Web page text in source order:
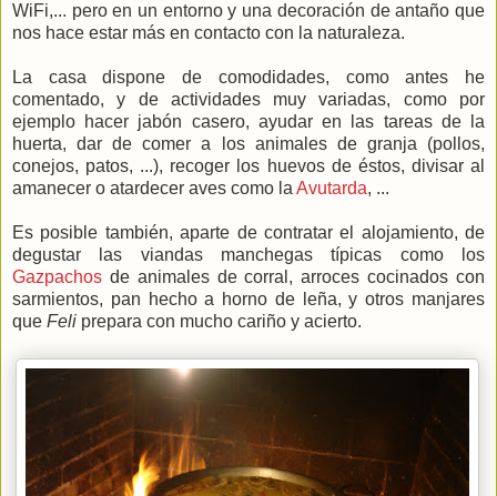
WiFi,... pero en un entorno y una decoración de antaño que
nos hace estar más en contacto con la naturaleza.
La casa dispone de comodidades, como antes he
comentado, y de actividades muy variadas, como por
ejemplo hacer jabón casero, ayudar en las tareas de la
huerta, dar de comer a los animales de granja (pollos,
conejos, patos, ...), recoger los huevos de éstos, divisar al
amanecer o atardecer aves como la Avutarda, ...
Es posible también, aparte de contratar el alojamiento, de
degustar las viandas manchegas típicas como los
Gazpachos de animales de corral, arroces cocinados con
sarmientos, pan hecho a horno de leña, y otros manjares
que Feli prepara con mucho cariño y acierto.